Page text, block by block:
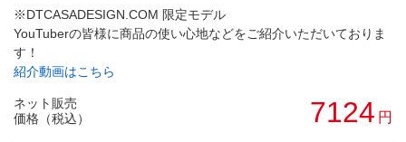
※DTCASADESIGN.COM 限定モデル
YouTuberの皆様に商品の使い心地などをご紹介いただいておりま
す！
紹介動画はこちら
ネット販売
価格（税込）
7124 円